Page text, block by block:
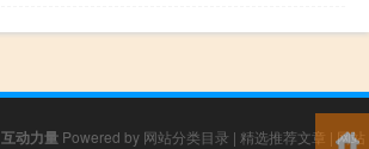
互动力量 Powered by 网站分类目录 | 精选推荐文章 |网站